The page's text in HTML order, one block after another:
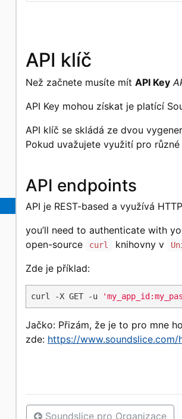
API klíč
Než začnete musíte mít API Key
API Key mohou získat je platící
API klíč se skládá ze dvou
Pokud uvažujete využití pro různé
API endpoints
API je REST-based a využívá
you’ll need to authenticate with
open-source
curl knihovny v
Zde je příklad:
curl -X GET -u
Jačko: Přizám, že je to pro mne
zde: https://
Soundslice pro Organizace